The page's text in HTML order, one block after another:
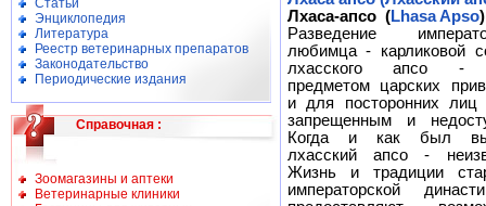
Статьи
Энциклопедия
Литература
Реестр ветеринарных препаратов
Законодательство
Периодические издания
Справочная :
Зоомагазины и аптеки
Ветеринарные клиники
Лхаса-апсо(Lhasa Apso)
Разведение
любимца - карликовой
лхасского апсо -
предметом царских
и для посторонних лиц
запрещенным и
Когда и как был
лхасский апсо -
Жизнь и традиции
императорской